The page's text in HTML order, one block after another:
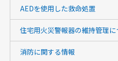
AEDを使用した救命処置
住宅用火災警報器の維持管理に
消防に関する情報